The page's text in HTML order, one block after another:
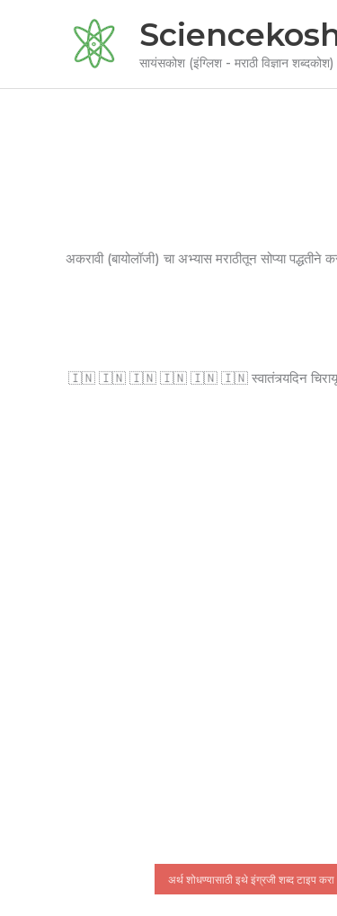
सायंसकोश (इंग्लिश - मराठी विज्ञान शब्दकोश)
अकरावी (बायोलॉजी) चा अभ्यास मराठीतून सोप्या पद्धतीने
🇮🇳 🇮🇳 🇮🇳 🇮🇳 🇮🇳 🇮🇳 स्वातंत्र्यदिन